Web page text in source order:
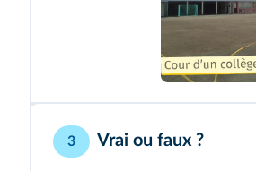
3 Vrai ou faux ?